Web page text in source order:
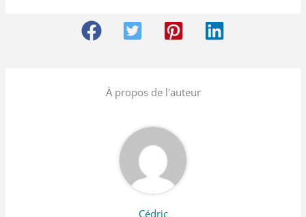
À propos de l'auteur
Cédric